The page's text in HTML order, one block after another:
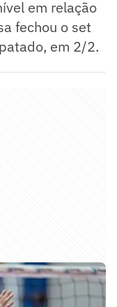
em relação
fechou o set
em 2/2.